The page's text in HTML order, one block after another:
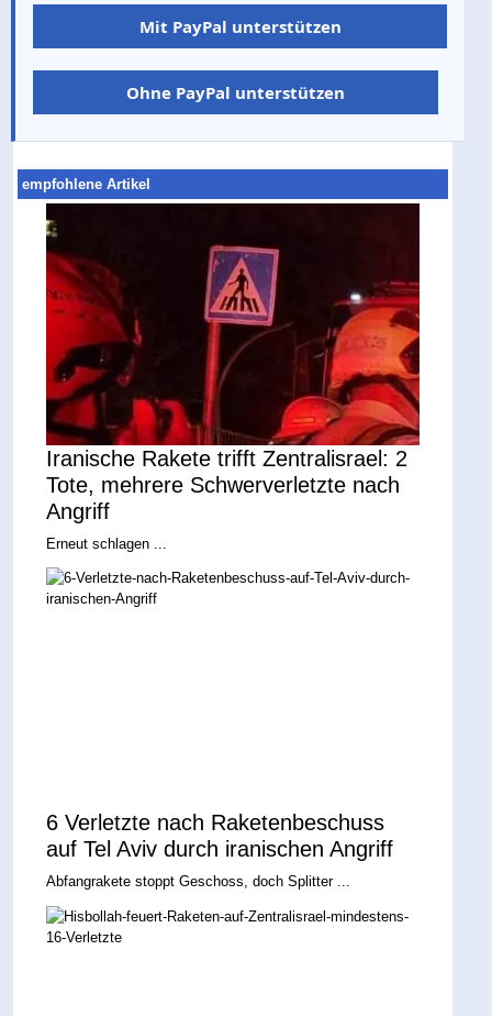
Mit PayPal unterstützen
Ohne PayPal unterstützen
empfohlene Artikel
Iranische Rakete trifft Zentralisrael: 2
Tote, mehrere Schwerverletzte nach
Angriff
Erneut schlagen ...
6 Verletzte nach Raketenbeschuss
auf Tel Aviv durch iranischen Angriff
Abfangrakete stoppt Geschoss, doch Splitter ...